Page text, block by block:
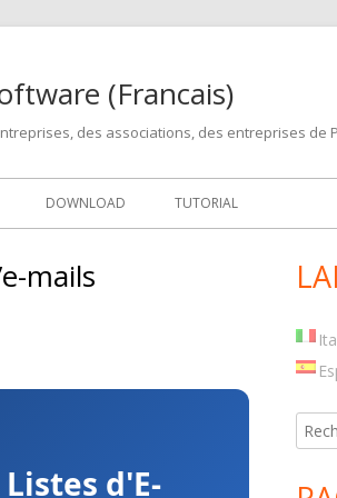
(Francais)
des associations, des entreprises de
DOWNLOAD TUTORIAL
mails
d'E-